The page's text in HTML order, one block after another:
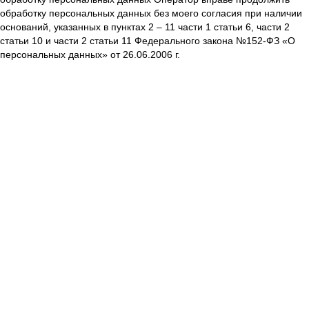
обработку персональных данных без моего согласия при наличии
оснований, указанных в пунктах 2 – 11 части 1 статьи 6, части 2
статьи 10 и части 2 статьи 11 Федерального закона №152-ФЗ «О
персональных данных» от 26.06.2006 г.